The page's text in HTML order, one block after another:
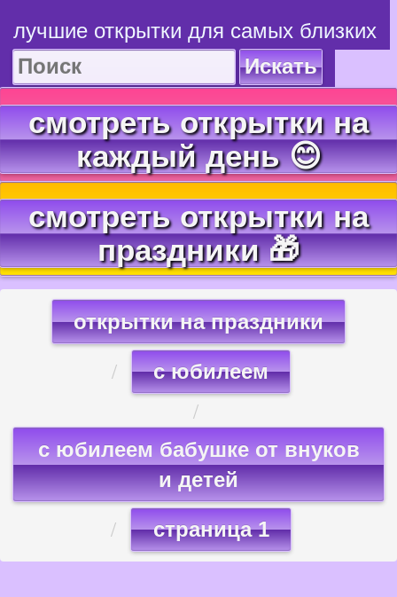
лучшие открытки для самых близких
Искать
смотреть открытки на
каждый день 😊
смотреть открытки на
праздники 🎁
открытки на праздники
с юбилеем
с юбилеем бабушке от внуков
и детей
страница 1